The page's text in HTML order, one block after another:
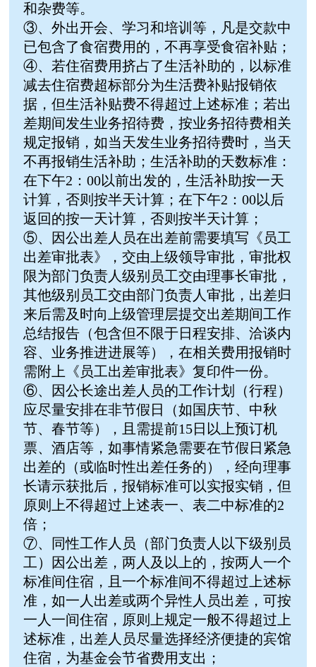
和杂费等。
③、外出开会、学习和培训等，凡是交款中
已包含了食宿费用的，不再享受食宿补贴；
④、若住宿费用挤占了生活补助的，以标准
减去住宿费超标部分为生活费补贴报销依
据，但生活补贴费不得超过上述标准；若出
差期间发生业务招待费，按业务招待费相关
规定报销，如当天发生业务招待费时，当天
不再报销生活补助；生活补助的天数标准：
在下午2：00以前出发的，生活补助按一天
计算，否则按半天计算；在下午2：00以后
返回的按一天计算，否则按半天计算；
⑤、因公出差人员在出差前需要填写《员工
出差审批表》，交由上级领导审批，审批权
限为部门负责人级别员工交由理事长审批，
其他级别员工交由部门负责人审批，出差归
来后需及时向上级管理层提交出差期间工作
总结报告（包含但不限于日程安排、洽谈内
容、业务推进进展等），在相关费用报销时
需附上《员工出差审批表》复印件一份。
⑥、因公长途出差人员的工作计划（行程）
应尽量安排在非节假日（如国庆节、中秋
节、春节等），且需提前15日以上预订机
票、酒店等，如事情紧急需要在节假日紧急
出差的（或临时性出差任务的），经向理事
长请示获批后，报销标准可以实报实销，但
原则上不得超过上述表一、表二中标准的2
倍；
⑦、同性工作人员（部门负责人以下级别员
工）因公出差，两人及以上的，按两人一个
标准间住宿，且一个标准间不得超过上述标
准，如一人出差或两个异性人员出差，可按
一人一间住宿，原则上规定一般不得超过上
述标准，出差人员尽量选择经济便捷的宾馆
住宿，为基金会节省费用支出；